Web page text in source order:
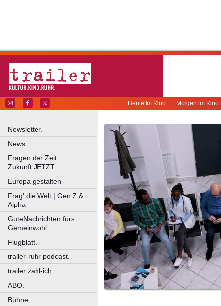
Morgen im Kino
Heute im Kino
Newsletter.
News.
Fragen der Zeit
Zukunft JETZT
Europa gestalten
Frag' die Welt | Gen Z &
Alpha
GuteNachrichten fürs
Gemeinwohl
Flugblatt.
trailer-ruhr podcast.
trailer zahl-ich.
ABO.
Bühne.